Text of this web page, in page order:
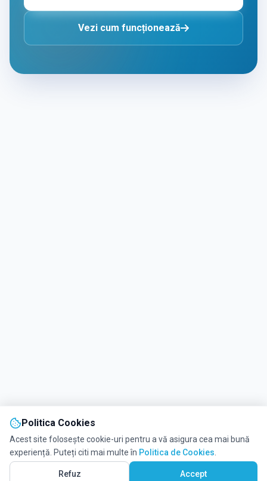
Vezi cum funcționează
Politica Cookies
Acest site folosește cookie-uri pentru a vă asigura cea mai bună
experiență. Puteți citi mai multe în Politica de Cookies
Refuz Accept